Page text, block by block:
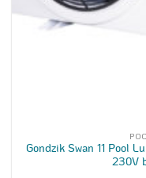
Gondzik Swan 11 Pool
230V